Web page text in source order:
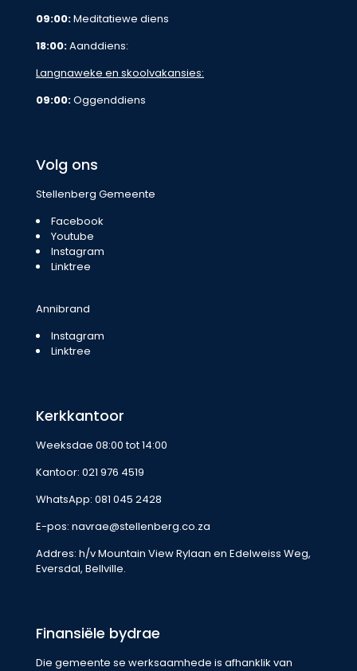
09:00:Meditatiewe diens
18:00:Aanddiens:
Langnaweke en skoolvakansies:
09:00:Oggenddiens
Volg ons
Stellenberg Gemeente
Facebook
Youtube
Instagram
Linktree
Annibrand
Instagram
Linktree
Kerkkantoor
Weeksdae 08:00 tot 14:00
Kantoor: 021 976 4519
WhatsApp: 081 045 2428
E-pos: navrae@stellenberg.co.za
Addres: h/v Mountain View Rylaan en Edelweiss Weg,
Eversdal, Bellville.
Finansiële bydrae
Die gemeente se werksaamhede is afhanklik van